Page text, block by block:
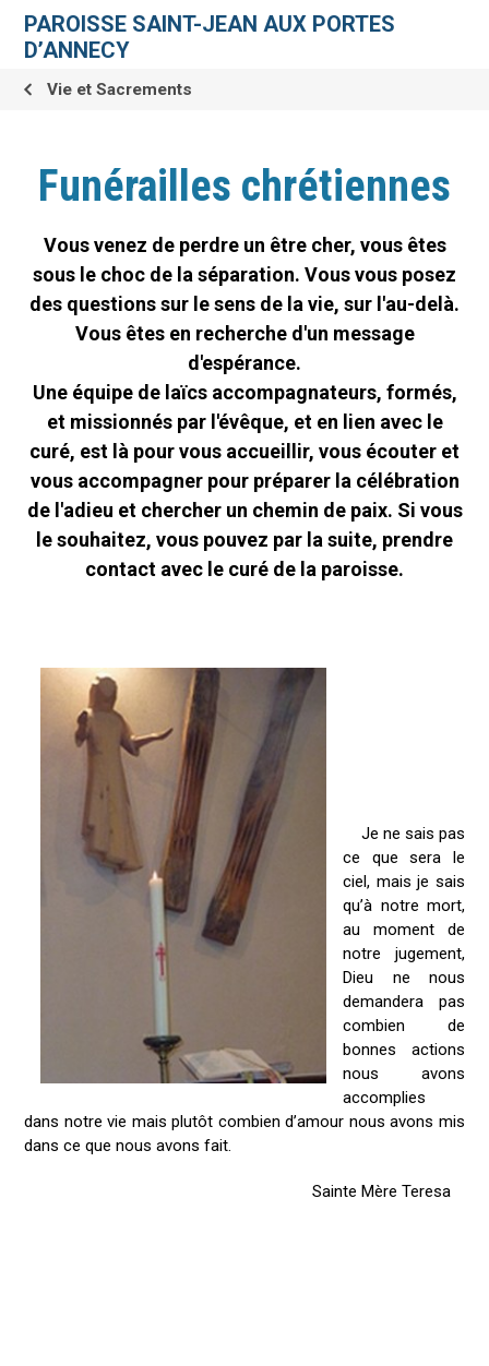
contenu.
navigation
personnelsPAROISSE SAINT-JEAN AUX PORTES
D’ANNECY
Vie et Sacrements
Funérailles chrétiennes
Vous venez de perdre un être cher, vous êtes
sous le choc de la séparation. Vous vous posez
des questions sur le sens de la vie, sur l'au-delà.
Vous êtes en recherche d'un message
d'espérance.
Une équipe de laïcs accompagnateurs, formés,
et missionnés par l'évêque, et en lien avec le
curé, est là pour vous accueillir, vous écouter et
vous accompagner pour préparer la célébration
de l'adieu et chercher un chemin de paix. Si vous
le souhaitez, vous pouvez par la suite, prendre
contact avec le curé de la paroisse.
Je ne sais pas
ce que sera le
ciel, mais je sais
qu’à notre mort,
au moment de
notre jugement,
Dieu ne nous
demandera pas
combien de
bonnes actions
nous avons
accomplies
dans notre vie mais plutôt combien d’amour nous avons mis
dans ce que nous avons fait.
Sainte Mère Teresa